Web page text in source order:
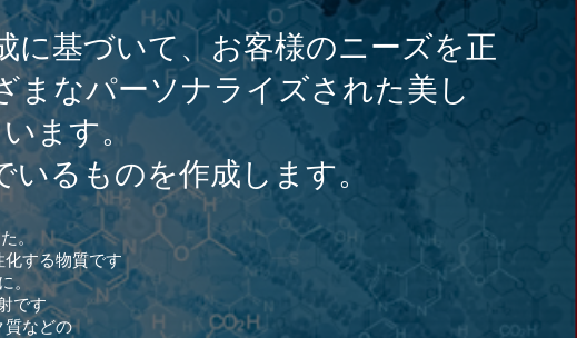
に基づいて、お客様のニーズを正
まなパーソナライズされた美し
ます。
るものを作成します。
。
する物質です
。
です
質などの